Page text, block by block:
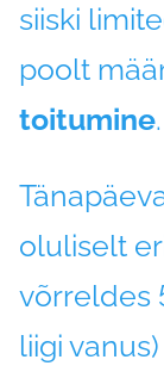
siiski
poolt
toitumine.
oluliselt
võrreldes
liigi